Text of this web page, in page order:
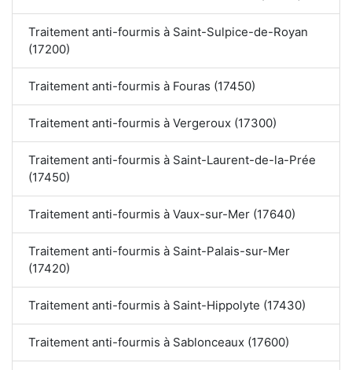
Traitement anti-fourmis à Saint-Sulpice-de-Royan
(17200)
Traitement anti-fourmis à Fouras (17450)
Traitement anti-fourmis à Vergeroux (17300)
Traitement anti-fourmis à Saint-Laurent-de-la-Prée
(17450)
Traitement anti-fourmis à Vaux-sur-Mer (17640)
Traitement anti-fourmis à Saint-Palais-sur-Mer
(17420)
Traitement anti-fourmis à Saint-Hippolyte (17430)
Traitement anti-fourmis à Sablonceaux (17600)